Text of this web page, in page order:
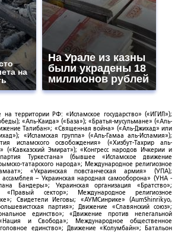
на
На Урале из казны
были украдены 18
миллионов рублей
на территории РФ: «Исламское государство» («ИГИЛ»);
«Аль-Каида» («База»); «Братья-мусульмане» («Аль-
Талибан»; «Священная война» («Аль-Джихад» или
«Исламская группа» («Аль-Гамаа аль-Исламия»);
исламского освобождения» («Хизбут-Тахрир аль-
(«Кавказский Эмират»); «Конгресс народов Ичкерии и
Туркестана» (бывшее «Исламское движение
татарского народа»; Международное религиозное
«Украинская повстанческая армия» (УПА);
ассамблея – Украинская народная самооборона» (УНА -
Бандеры»; Украинская организация «Братство»;
«Правый сектор»; Международное религиозное
Свидетели Иеговы; «АУМСинрике» (AumShinrikyo,
партия»; Движение «Славянский союз»;
единство»; «Движение против нелегальной
и Свобода»; Международное общественное
единство»; Движение «Колумбайн»; Батальон